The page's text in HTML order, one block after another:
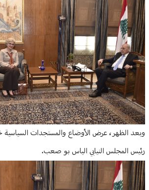
وبعد الظهر، عرض الأوضاع والمستجدات السياسية
رئيس المجلس النيابي الياس بو صعب.